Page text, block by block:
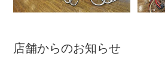
ネットで注文、お店で取付け
サイクルパートナー
店舗からのお知らせ